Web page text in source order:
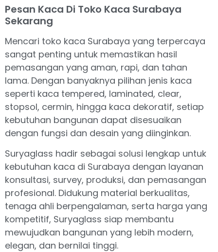
Pesan Kaca Di Toko Kaca Surabaya
Sekarang
Mencari toko kaca Surabaya yang terpercaya
sangat penting untuk memastikan hasil
pemasangan yang aman, rapi, dan tahan
lama. Dengan banyaknya pilihan jenis kaca
seperti kaca tempered, laminated, clear,
stopsol, cermin, hingga kaca dekoratif, setiap
kebutuhan bangunan dapat disesuaikan
dengan fungsi dan desain yang diinginkan.
Suryaglass hadir sebagai solusi lengkap untuk
kebutuhan kaca di Surabaya dengan layanan
konsultasi, survey, produksi, dan pemasangan
profesional. Didukung material berkualitas,
tenaga ahli berpengalaman, serta harga yang
kompetitif, Suryaglass siap membantu
mewujudkan bangunan yang lebih modern,
elegan, dan bernilai tinggi.